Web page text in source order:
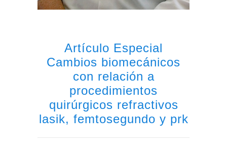
Artículo Especial
Cambios biomecánicos
con relación a
procedimientos
quirúrgicos refractivos
lasik, femtosegundo y prk